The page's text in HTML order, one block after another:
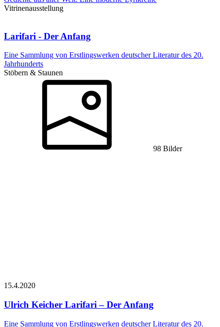
Vitrinenausstellung
Larifari - Der Anfang
Eine Sammlung von Erstlingswerken deutscher Literatur des 20.
Jahrhunderts
Stöbern & Staunen
98 Bilder
15.4.2020
Ulrich Keicher Larifari – Der Anfang
Eine Sammlung von Erstlingswerken deutscher Literatur des 20.